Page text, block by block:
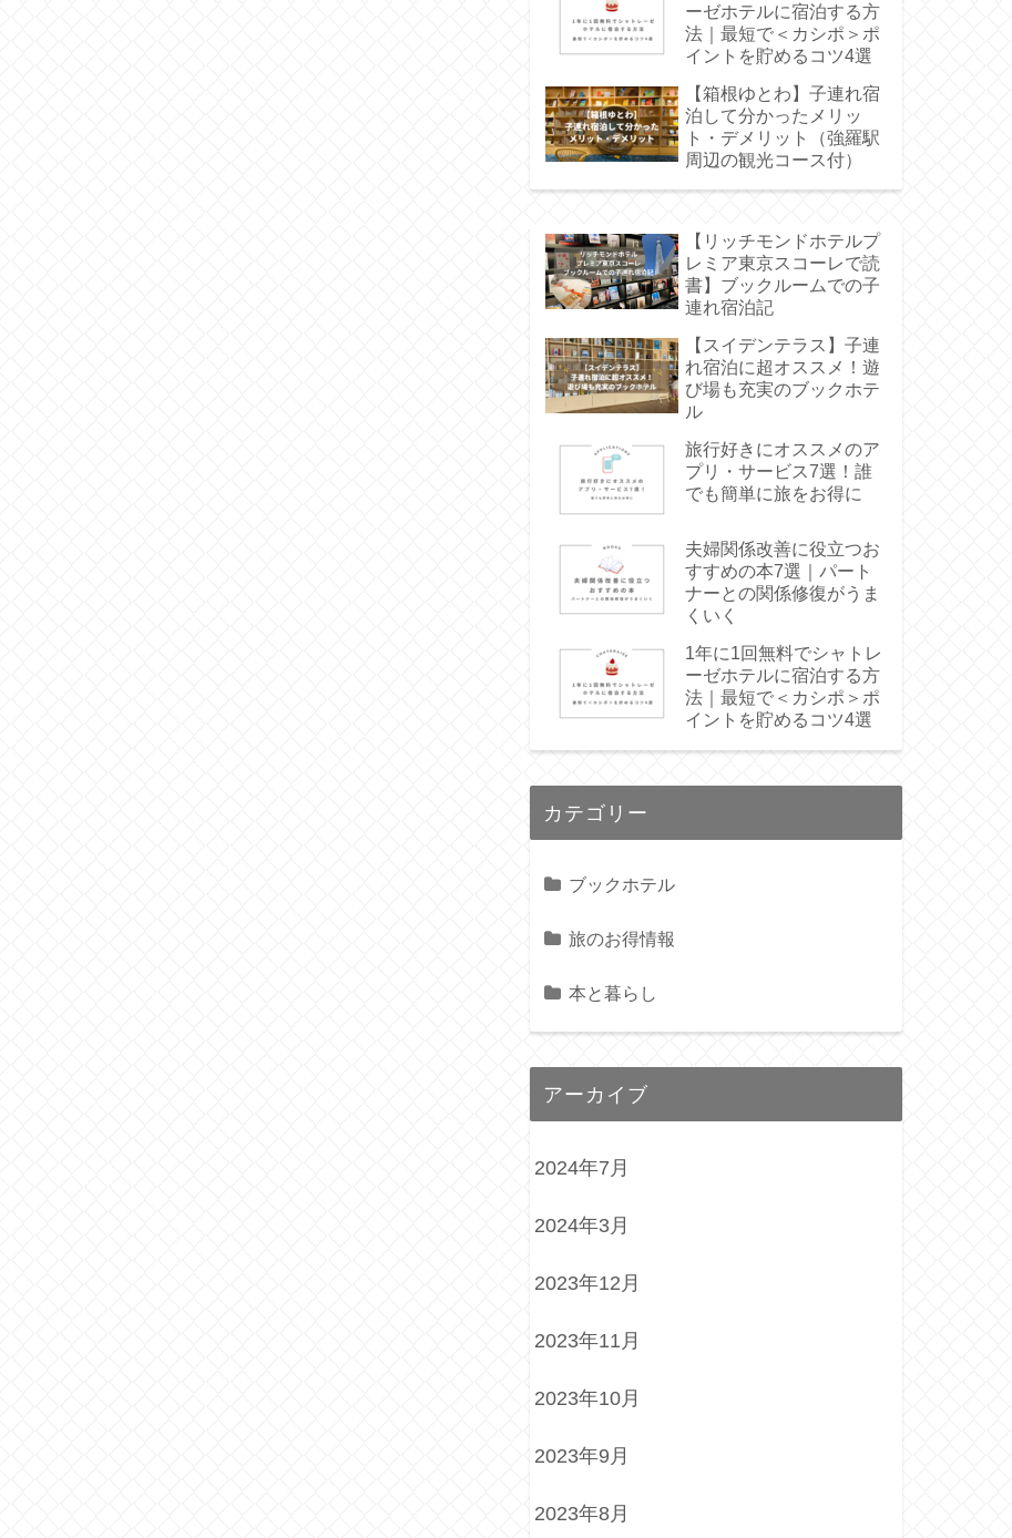
ーゼホテルに宿泊する方
法｜最短で＜カシポ＞ポ
イントを貯めるコツ4選
【箱根ゆとわ】子連れ宿
泊して分かったメリッ
ト・デメリット（強羅駅
周辺の観光コース付）
【リッチモンドホテルプ
レミア東京スコーレで読
書】ブックルームでの子
連れ宿泊記
【スイデンテラス】子連
れ宿泊に超オススメ！遊
び場も充実のブックホテ
ル
旅行好きにオススメのア
プリ・サービス7選！誰
でも簡単に旅をお得に
夫婦関係改善に役立つお
すすめの本7選｜パート
ナーとの関係修復がうま
くいく
1年に1回無料でシャトレ
ーゼホテルに宿泊する方
法｜最短で＜カシポ＞ポ
イントを貯めるコツ4選
カテゴリー
ブックホテル
旅のお得情報
本と暮らし
アーカイブ
2024年7月
2024年3月
2023年12月
2023年11月
2023年10月
2023年9月
2023年8月